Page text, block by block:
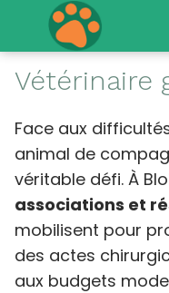
Vétérinaire
Face aux
animal de
véritable défi. À
associations et
mobilisent pour
des actes
aux budgets